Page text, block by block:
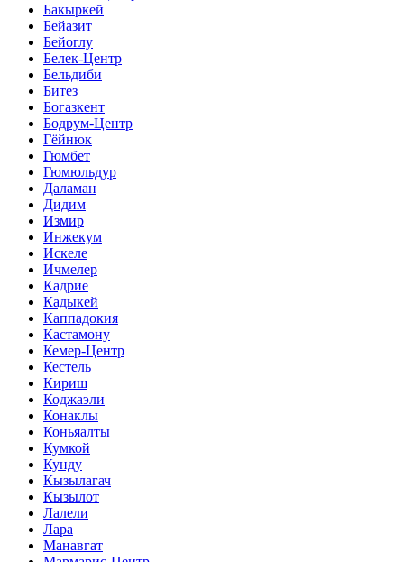
Бакыркей
Бейазит
Бейоглу
Белек-Центр
Бельдиби
Битез
Богазкент
Бодрум-Центр
Гёйнюк
Гюмбет
Гюмюльдур
Даламан
Дидим
Измир
Инжекум
Искеле
Ичмелер
Кадрие
Кадыкей
Каппадокия
Кастамону
Кемер-Центр
Кестель
Кириш
Коджаэли
Конаклы
Коньяалты
Кумкой
Кунду
Кызылагач
Кызылот
Лалели
Лара
Манавгат